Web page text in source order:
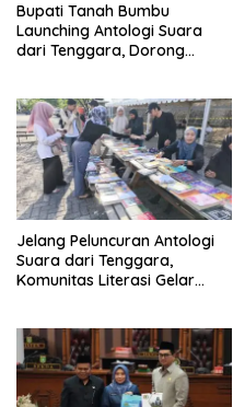
Bupati Tanah Bumbu
Launching Antologi Suara
dari Tenggara, Dorong
Jelang Peluncuran Antologi
Suara dari Tenggara,
Komunitas Literasi Gelar